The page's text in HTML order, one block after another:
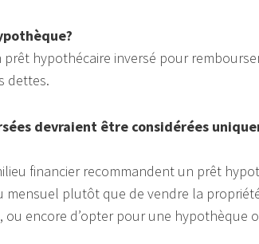
hypothécaire inversé pour
dettes.
devraient être considérées
financier recommandent un prêt
mensuel plutôt que de vendre la
ou encore d’opter pour une hypothèque